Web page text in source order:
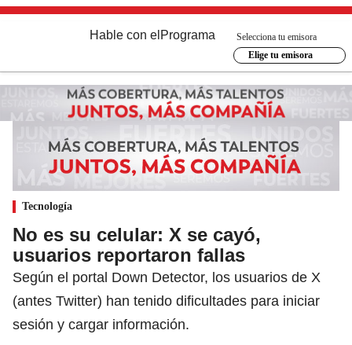
Hable con el Programa
Selecciona tu emisora
Elige tu emisora
Tecnología
No es su celular: X se cayó,
usuarios reportaron fallas
Según el portal Down Detector, los usuarios de X
(antes Twitter) han tenido dificultades para iniciar
sesión y cargar información.